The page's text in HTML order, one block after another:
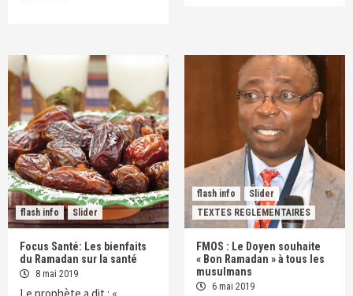
flash info Slider
Focus Santé: Les bienfaits
du Ramadan sur la santé
8 mai 2019
Le prophète a dit : «
flash info
Slider
TEXTES REGLEMENTAIRES
FMOS : Le Doyen souhaite
« Bon Ramadan » à tous les
musulmans
6 mai 2019